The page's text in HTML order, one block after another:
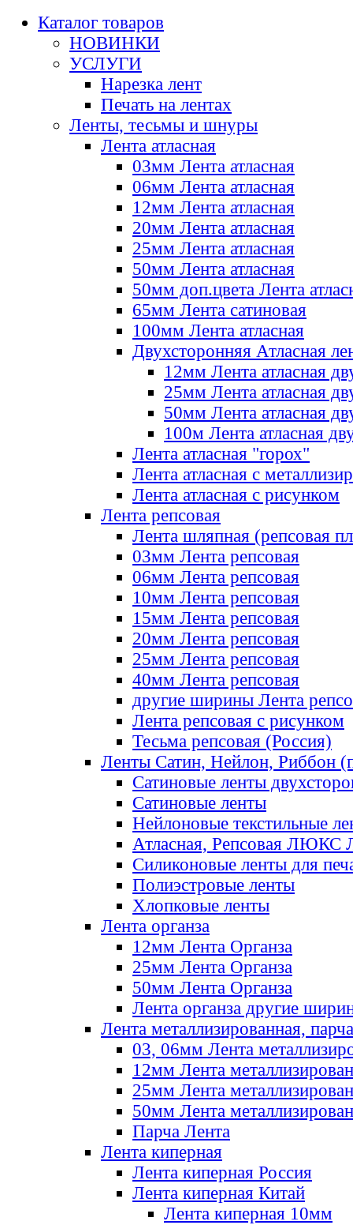
Каталог товаров
НОВИНКИ
УСЛУГИ
Нарезка лент
Печать на лентах
Ленты, тесьмы и шнуры
Лента атласная
03мм Лента атласная
06мм Лента атласная
12мм Лента атласная
20мм Лента атласная
25мм Лента атласная
50мм Лента атласная
50мм доп.цвета Лента
65мм Лента сатиновая
100мм Лента атласная
Двухсторонняя Атласная
12мм Лента атласная
25мм Лента атласная
50мм Лента атласная
100м Лента атласная
Лента атласная "горох"
Лента атласная с
Лента атласная с рисунком
Лента репсовая
Лента шляпная (репсовая
03мм Лента репсовая
06мм Лента репсовая
10мм Лента репсовая
15мм Лента репсовая
20мм Лента репсовая
25мм Лента репсовая
40мм Лента репсовая
другие ширины Лента
Лента репсовая с рисунком
Тесьма репсовая (Россия)
Ленты Сатин, Нейлон, Риббон
Сатиновые ленты
Сатиновые ленты
Нейлоновые текстильные
Атласная, Репсовая ЛЮКС
Силиконовые ленты для
Полиэстровые ленты
Хлопковые ленты
Лента органза
12мм Лента Органза
25мм Лента Органза
50мм Лента Органза
Лента органза другие
Лента металлизированная, парча
03, 06мм Лента
12мм Лента
25мм Лента
50мм Лента
Парча Лента
Лента киперная
Лента киперная Россия
Лента киперная Китай
Лента киперная 10мм